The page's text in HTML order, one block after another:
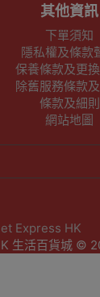
其他資訊
下單須知
隱私權及條款
保養條款及更
除舊服務條款
條款及細則
網站地圖
Express HK
生活百貨城 ©